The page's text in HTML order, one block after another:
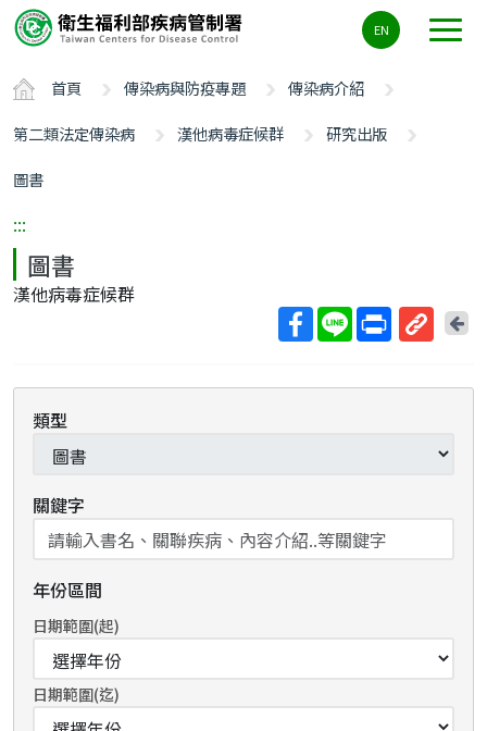
要
容
ALT+C
EN
首頁 傳染病與防疫專題
傳染病介紹
第二類法定傳染病
漢他病毒症候群
研究出版
圖書
:::
圖書
漢他病毒症候群
回
類型
關鍵字
年份區間
日期範圍(起)
日期範圍(迄)